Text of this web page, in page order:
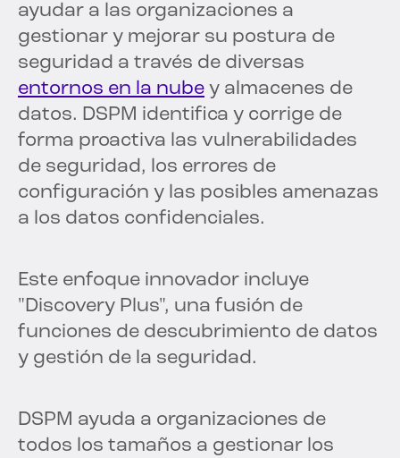
ayudar a las organizaciones a
gestionar y mejorar su postura de
seguridad a través de diversas
entornos en la nube y almacenes de
datos. DSPM identifica y corrige de
forma proactiva las vulnerabilidades
de seguridad, los errores de
configuración y las posibles amenazas
a los datos confidenciales.
Este enfoque innovador incluye
"Discovery Plus", una fusión de
funciones de descubrimiento de datos
y gestión de la seguridad.
DSPM ayuda a organizaciones de
todos los tamaños a gestionar los